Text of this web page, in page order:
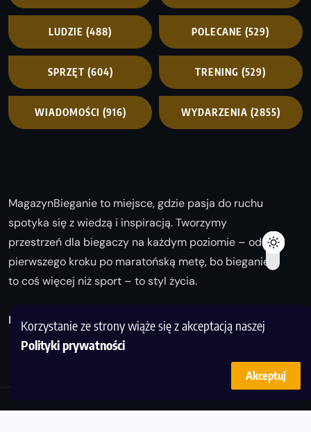
Korzystanie ze strony wiąże się z akceptacją naszej
Polityki prywatności
Akceptuj
LUDZIE (488) POLECANE (529)
SPRZĘT (604) TRENING (529)
WIADOMOŚCI (916) WYDARZENIA (2855)
MagazynBieganie to miejsce, gdzie pasja do ruchu
spotyka się z wiedzą i inspiracją. Tworzymy
przestrzeń dla biegaczy na każdym poziomie – od
pierwszego kroku po maratońską metę, bo bieganie
to coś więcej niż sport – to styl życia.
Biegaj z nami i odkrywaj swoją najlepszą wersję!